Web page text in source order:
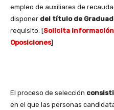
empleo de auxiliares de
disponer del título de
requisito. [Solicita información
Oposiciones]
El proceso de selección
en el que las personas